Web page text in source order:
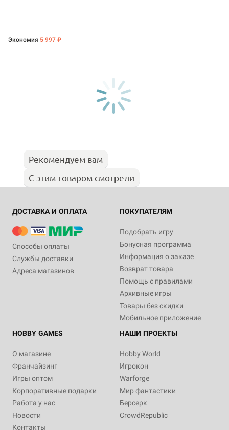
Экономия 5 997 ₽
Рекомендуем вам
С этим товаром смотрели
ДОСТАВКА И ОПЛАТА
Способы оплаты
Службы доставки
Адреса магазинов
ПОКУПАТЕЛЯМ
Подобрать игру
Бонусная программа
Информация о заказе
Возврат товара
Помощь с правилами
Архивные игры
Товары без скидки
Мобильное приложение
HOBBY GAMES
О магазине
Франчайзинг
Игры оптом
Корпоративные подарки
Работа у нас
Новости
Контакты
НАШИ ПРОЕКТЫ
Hobby World
Игрокон
Warforge
Мир фантастики
Берсерк
CrowdRepublic